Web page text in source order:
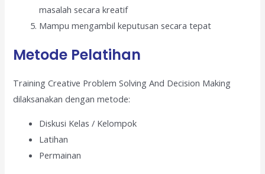
masalah secara kreatif
Mampu mengambil keputusan secara tepat
Metode Pelatihan
Training Creative Problem Solving And Decision Making
dilaksanakan dengan metode:
Diskusi Kelas / Kelompok
Latihan
Permainan